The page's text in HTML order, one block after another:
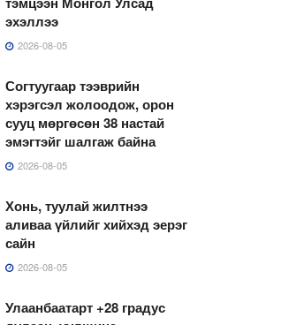
эхэллээ
2026-08-05
Согтуугаар тээврийн
хэрэгсэл жолоодож, орон
сууц мөргөсөн 38 настай
эмэгтэйг шалгаж байна
2026-08-05
Хонь, туулай жилтнээ
аливаа үйлийг хийхэд эерэг
сайн
2026-08-05
Улаанбаатарт +28 градус